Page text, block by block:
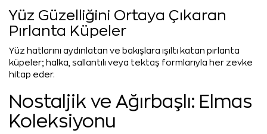
Yüz Güzelliğini Ortaya Çıkaran
Pırlanta Küpeler
Yüz hatlarını aydınlatan ve bakışlara ışıltı katan pırlanta
küpeler; halka, sallantılı veya tektaş formlarıyla her zevke
hitap eder.
Nostaljik ve Ağırbaşlı: Elmas
Koleksiyonu